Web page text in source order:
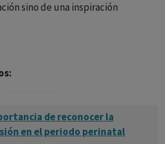
sino de una inspiración
de reconocer la
en el periodo perinatal